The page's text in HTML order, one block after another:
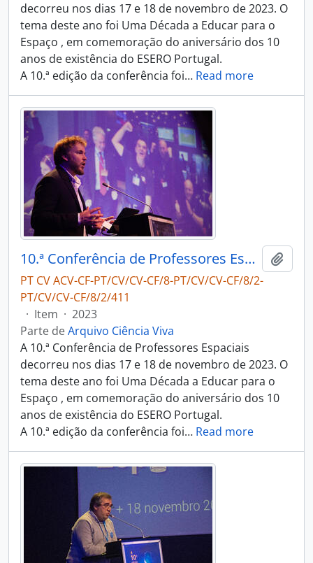
decorreu nos dias 17 e 18 de novembro de 2023. O
tema deste ano foi Uma Década a Educar para o
Espaço , em comemoração do aniversário dos 10
anos de existência do ESERO Portugal.
A 10.ª edição da conferência foi… Read more
10.ª Conferência de Professores Espaciais
PT CV ACV-CF-PT/CV/CV-CF/8-PT/CV/CV-CF/8/2-
PT/CV/CV-CF/8/2/411
· Item · 2023
Parte deArquivo Ciência Viva
A 10.ª Conferência de Professores Espaciais
decorreu nos dias 17 e 18 de novembro de 2023. O
tema deste ano foi Uma Década a Educar para o
Espaço , em comemoração do aniversário dos 10
anos de existência do ESERO Portugal.
A 10.ª edição da conferência foi… Read more